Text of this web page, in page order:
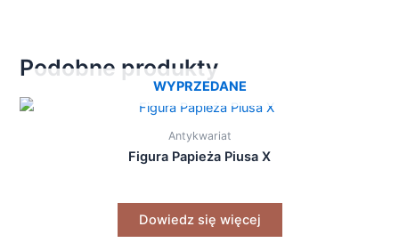
Podobne produkty
WYPRZEDANE
Antykwariat
Figura Papieża Piusa X
Dowiedz się więcej